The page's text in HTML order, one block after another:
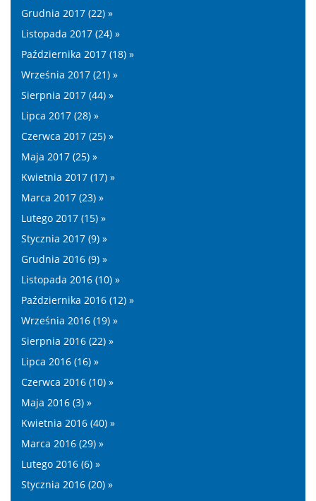
Grudnia 2017 (22) »
Listopada 2017 (24) »
Października 2017 (18) »
Września 2017 (21) »
Sierpnia 2017 (44) »
Lipca 2017 (28) »
Czerwca 2017 (25) »
Maja 2017 (25) »
Kwietnia 2017 (17) »
Marca 2017 (23) »
Lutego 2017 (15) »
Stycznia 2017 (9) »
Grudnia 2016 (9) »
Listopada 2016 (10) »
Października 2016 (12) »
Września 2016 (19) »
Sierpnia 2016 (22) »
Lipca 2016 (16) »
Czerwca 2016 (10) »
Maja 2016 (3) »
Kwietnia 2016 (40) »
Marca 2016 (29) »
Lutego 2016 (6) »
Stycznia 2016 (20) »